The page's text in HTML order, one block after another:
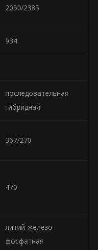
2050/2385
934
последовательная
гибридная
367/270
470
литий-железо-
фосфатная